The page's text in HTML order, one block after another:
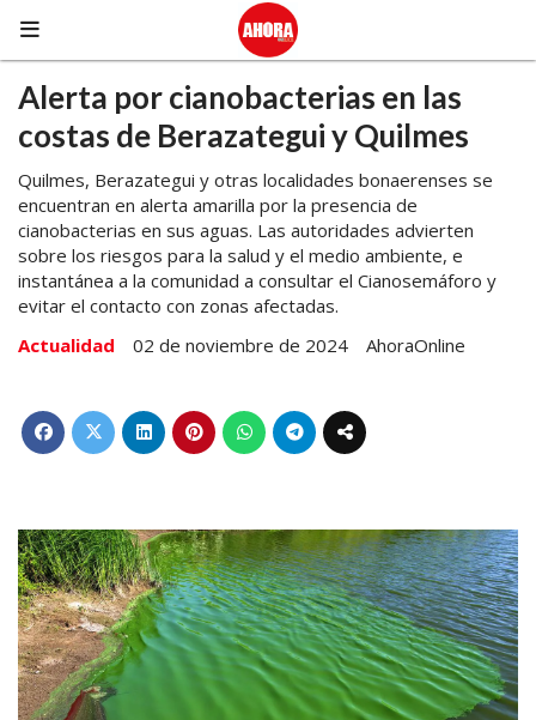
Alerta por cianobacterias en las
costas de Berazategui y Quilmes
Quilmes, Berazategui y otras localidades bonaerenses se
encuentran en alerta amarilla por la presencia de
cianobacterias en sus aguas. Las autoridades advierten
sobre los riesgos para la salud y el medio ambiente, e
instantánea a la comunidad a consultar el Cianosemáforo y
evitar el contacto con zonas afectadas.
Actualidad
02 de noviembre de 2024 AhoraOnline